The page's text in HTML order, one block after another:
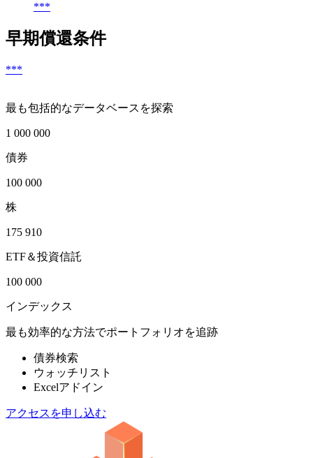
***
早期償還条件
***
最も包括的なデータベースを探索
1 000 000
債券
100 000
株
175 910
ETF＆投資信託
100 000
インデックス
最も効率的な方法でポートフォリオを追跡
債券検索
ウォッチリスト
Excelアドイン
アクセスを申し込む